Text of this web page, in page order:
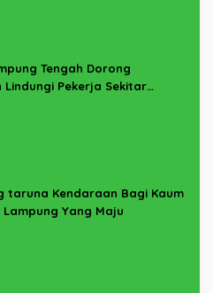
Tengah Dorong
Lindungi Pekerja Sekitar
taruna Kendaraan Bagi Kaum
Yang Maju